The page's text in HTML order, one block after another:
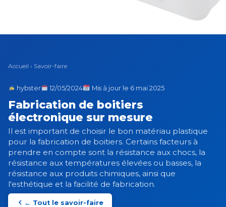
Accueil › Savoir-faire
hybster 12/05/2024 Mis à jour le 6 mai 2025
Fabrication de boitiers
électronique sur mesure
Il est important de choisir le bon matériau plastique
pour la fabrication de boitiers. Certains facteurs à
prendre en compte sont la résistance aux chocs, la
résistance aux températures élevées ou basses, la
résistance aux produits chimiques, ainsi que
l'esthétique et la facilité de fabrication.
← Tout le savoir-faire